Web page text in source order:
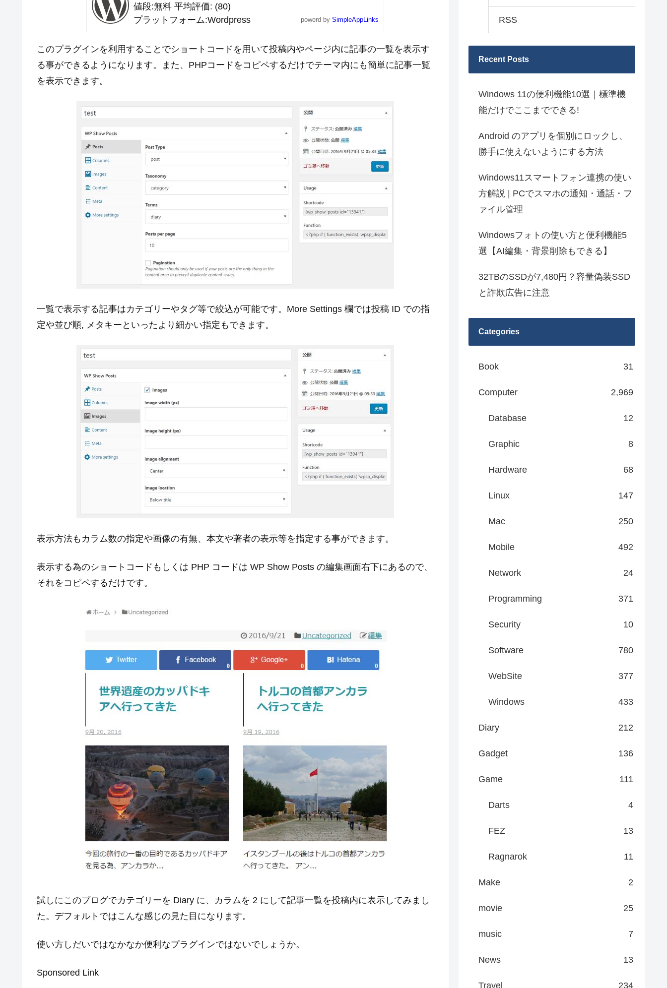
値段 無料 平均評価 (80)
プラットフォーム Wordpress powerd by SimpleAppLinks
このプラグインを利用することでショートコードを用いて投稿内やページ内に記事の一覧を表示す
る事ができるようになります。また、PHPコードをコピペするだけでテーマ内にも簡単に記事一覧
を表示できます。
一覧で表示する記事はカテゴリーやタグ等で絞込が可能です。More Settings 欄では投稿 ID での指
定や並び順, メタキーといったより細かい指定もできます。
表示方法もカラム数の指定や画像の有無、本文や著者の表示等を指定する事ができます。
表示する為のショートコードもしくは PHP コードは WP Show Posts の編集画面右下にあるので、
それをコピペするだけです。
試しにこのブログでカテゴリーを Diary に、カラムを 2 にして記事一覧を投稿内に表示してみまし
た。デフォルトではこんな感じの見た目になります。
使い方しだいではなかなか便利なプラグインではないでしょうか。
Sponsored Link
RSS
Recent Posts
Windows 11の便利機能10選｜標準機
能だけでここまでできる!
Android のアプリを個別にロックし、
勝手に使えないようにする方法
Windows11スマートフォン連携の使い
方解説 | PCでスマホの通知・通話・フ
ァイル管理
Windowsフォトの使い方と便利機能5
選【AI編集・背景削除もできる】
32TBのSSDが7,480円？容量偽装SSD
と詐欺広告に注意
Categories
Book 31
Computer 2,969
Database 12
Graphic 8
Hardware 68
Linux 147
Mac 250
Mobile 492
Network 24
Programming 371
Security 10
Software 780
WebSite 377
Windows 433
Diary 212
Gadget 136
Game 111
Darts 4
FEZ 13
Ragnarok 11
Make 2
movie 25
music 7
News 13
Travel 234